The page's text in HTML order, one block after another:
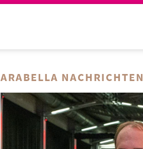
ARABELLA NACHRICHTEN